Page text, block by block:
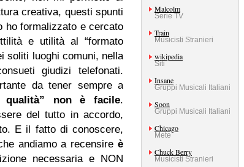
creativa, questi spunti
ho formalizzato e cercato
e utilità al “formato
soliti luoghi comuni, nella
giudizi telefonati.
da tener sempre a
qualità” non è facile.
del tutto in accordo,
E il fatto di conoscere,
andiamo a recensire è
necessaria e NON
Malcolm
Serie TV
Train
Musicisti Stranieri
wikipedia
Siti
Insane
Gruppi Musicali Italiani
Soon
Gruppi Musicali Italiani
Chicago
Mete
Chuck Berry
Musicisti Stranieri